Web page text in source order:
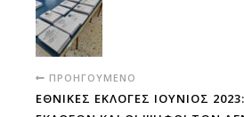
ΠΡΟΗΓΟΎΜΕΝΟ
ΕΘΝΙΚΕΣ ΕΚΛΟΓΕΣ ΙΟΥΝΙΟΣ